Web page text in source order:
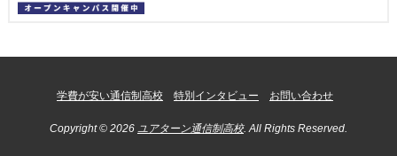
学費が安い通信制高校 特別インタビュー お問い合わせ
Copyright © 2026 ユアターン通信制高校. All Rights Reserved.